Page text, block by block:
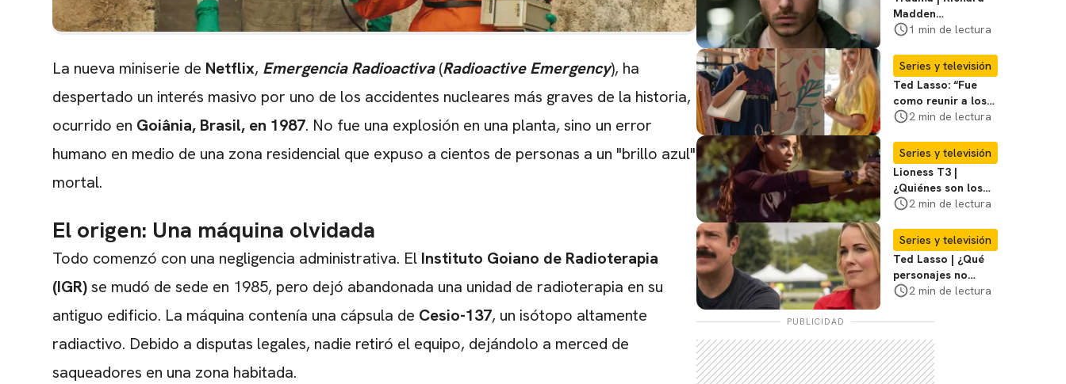
La nueva miniserie de Netflix, Emergencia Radioactiva(Radioactive Emergency), ha
despertado un interés masivo por uno de los accidentes nucleares más graves de la historia,
ocurrido en Goiânia, Brasil, en 1987. No fue una explosión en una planta, sino un error
humano en medio de una zona residencial que expuso a cientos de personas a un "brillo azul"
mortal.
El origen: Una máquina olvidada
Todo comenzó con una negligencia administrativa. El Instituto Goiano de Radioterapia
(IGR)se mudó de sede en 1985, pero dejó abandonada una unidad de radioterapia en su
antiguo edificio. La máquina contenía una cápsula de Cesio-137, un isótopo altamente
radiactivo. Debido a disputas legales, nadie retiró el equipo, dejándolo a merced de
saqueadores en una zona habitada.
Madden
protagonizará serie
1 min de lectura
Series y televisión
Ted Lasso: “Fue
como reunir a los
Vengadores”, dice
regreso para la 4ª
temporada
2 min de lectura
Series y televisión
Lioness T3 |
¿Quiénes son los
hombres que
su casa?
2 min de lectura
Series y televisión
Ted Lasso | ¿Qué
personajes no
regresan en la
contamos
2 min de lectura
PUBLICIDAD